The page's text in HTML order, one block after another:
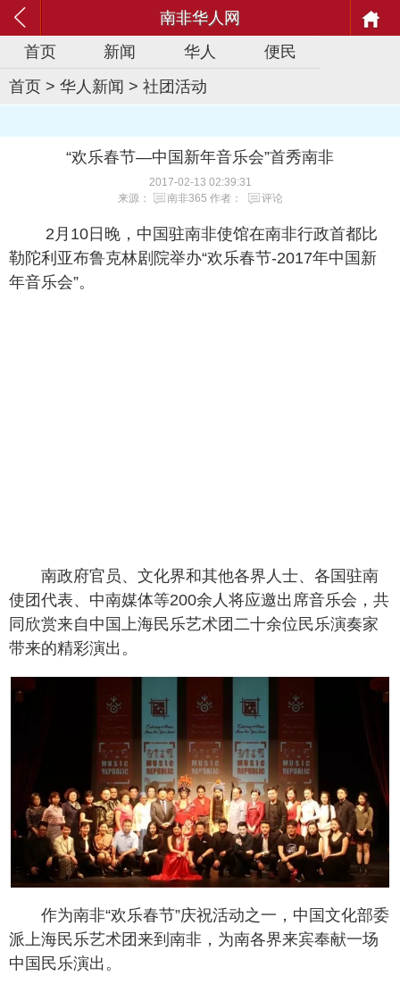
南非华人网
首页
新闻 华人
便民
首页 > 华人新闻 > 社团活动
“欢乐春节—中国新年音乐会”首秀南非
2017-02-13 02:39:31
来源：
南非365 作者： 评论
2月10日晚，中国驻南非使馆在南非行政首都比
勒陀利亚布鲁克林剧院举办“欢乐春节-2017年中国新
年音乐会”。
南政府官员、文化界和其他各界人士、各国驻南
使团代表、中南媒体等200余人将应邀出席音乐会，共
同欣赏来自中国上海民乐艺术团二十余位民乐演奏家
带来的精彩演出。
作为南非“欢乐春节”庆祝活动之一，中国文化部委
派上海民乐艺术团来到南非，为南各界来宾奉献一场
中国民乐演出。